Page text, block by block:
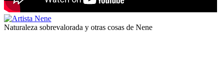
Naturaleza sobrevalorada y otras cosas de Nene